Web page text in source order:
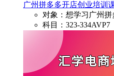
广州拼多多开店创业培训
对象：想学习广州
科目：323-334AVP7